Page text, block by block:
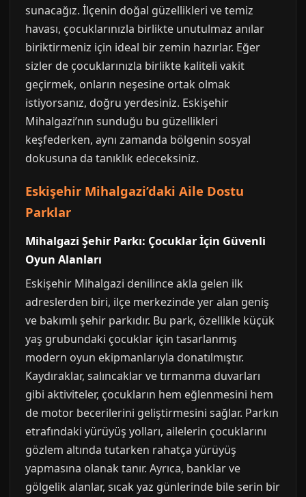
sunacağız. İlçenin doğal güzellikleri ve temiz
havası, çocuklarınızla birlikte unutulmaz anılar
biriktirmeniz için ideal bir zemin hazırlar. Eğer
sizler de çocuklarınızla birlikte kaliteli vakit
geçirmek, onların neşesine ortak olmak
istiyorsanız, doğru yerdesiniz. Eskişehir
Mihalgazi’nın sunduğu bu güzellikleri
keşfederken, aynı zamanda bölgenin sosyal
dokusuna da tanıklık edeceksiniz.
Eskişehir Mihalgazi’daki Aile Dostu
Parklar
Mihalgazi Şehir Parkı: Çocuklar İçin Güvenli
Oyun Alanları
Eskişehir Mihalgazi denilince akla gelen ilk
adreslerden biri, ilçe merkezinde yer alan geniş
ve bakımlı şehir parkıdır. Bu park, özellikle küçük
yaş grubundaki çocuklar için tasarlanmış
modern oyun ekipmanlarıyla donatılmıştır.
Kaydıraklar, salıncaklar ve tırmanma duvarları
gibi aktiviteler, çocukların hem eğlenmesini hem
de motor becerilerini geliştirmesini sağlar. Parkın
etrafındaki yürüyüş yolları, ailelerin çocuklarını
gözlem altında tutarken rahatça yürüyüş
yapmasına olanak tanır. Ayrıca, banklar ve
gölgelik alanlar, sıcak yaz günlerinde bile serin bir